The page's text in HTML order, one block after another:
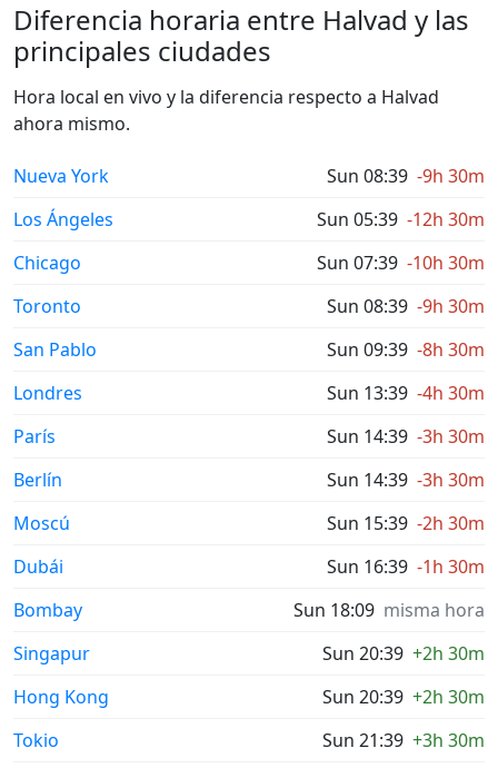
Diferencia horaria entre Halvad y las
principales ciudades
Hora local en vivo y la diferencia respecto a Halvad
ahora mismo.
Nueva York Sun 08:39 -9h 30m
Los Ángeles
Sun 05:39 -12h 30m
Chicago
Sun 07:39 -10h 30m
Toronto
Sun 08:39 -9h 30m
San Pablo
Sun 09:39 -8h 30m
Londres
Sun 13:39 -4h 30m
París
Sun 14:39 -3h 30m
Berlín
Sun 14:39 -3h 30m
Moscú
Sun 15:39 -2h 30m
Dubái
Sun 16:39 -1h 30m
Bombay
Sun 18:09 misma hora
Singapur
Sun 20:39 +2h 30m
Hong Kong
Sun 20:39 +2h 30m
Tokio
Sun 21:39 +3h 30m